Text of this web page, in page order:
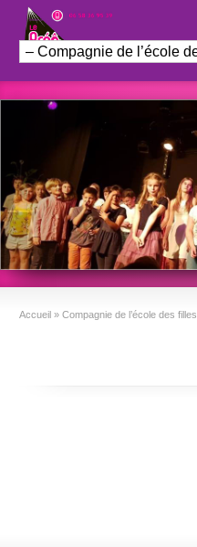
Théâtre le Préo
Accueil » Compagnie de l’école des filles